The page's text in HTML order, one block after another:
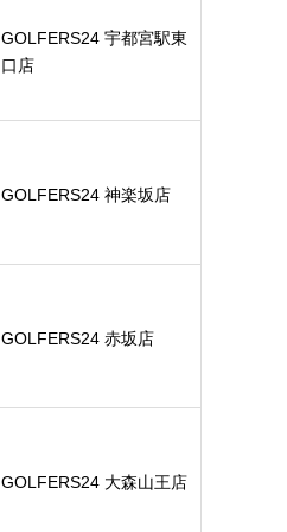
GOLFERS24 宇都宮駅東
口店
GOLFERS24 神楽坂店
GOLFERS24 赤坂店
GOLFERS24 大森山王店